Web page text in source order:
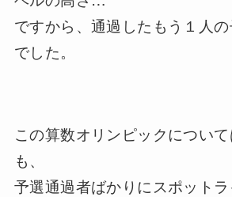
ですから、通過したもう１人の
でした。
この算数オリンピックについ
も、
予選通過者ばかりにスポット